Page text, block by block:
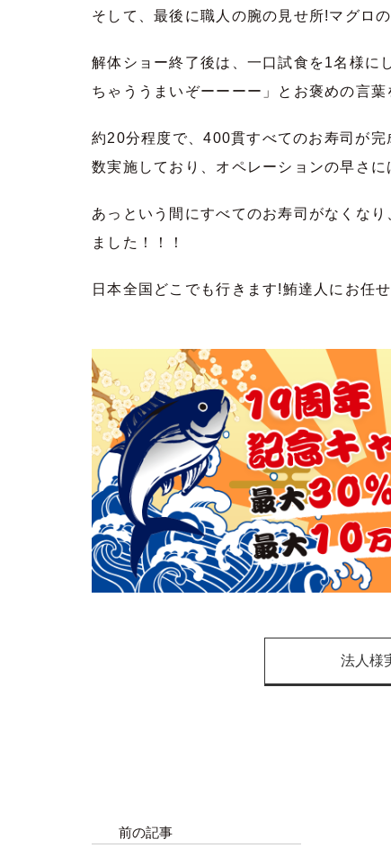
そして、最後に職人の腕の見せ所!マグロ
解体ショー終了後は、一口試食を1名様に
ちゃううまいぞーーーー」とお褒めの言葉
約20分程度で、400貫すべてのお寿司が
数実施しており、オペレーションの早さに
あっという間にすべてのお寿司がなくな
ました！！！
日本全国どこでも行きます!鮪達人にお任せ
法人様
前の記事